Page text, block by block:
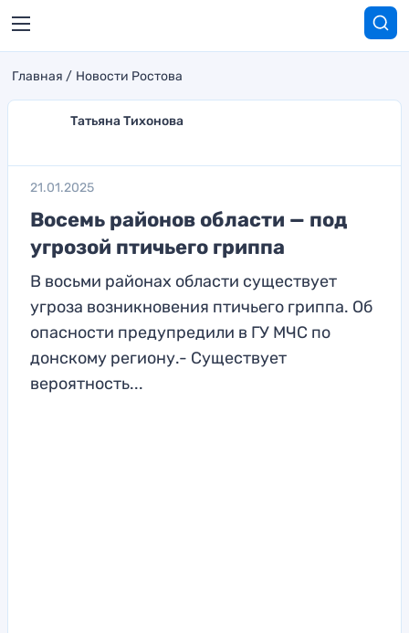
Главная Новости Ростова
Татьяна Тихонова
21.01.2025
Восемь районов области — под
угрозой птичьего гриппа
В восьми районах области существует
угроза возникновения птичьего гриппа. Об
опасности предупредили в ГУ МЧС по
донскому региону.- Существует
вероятность...